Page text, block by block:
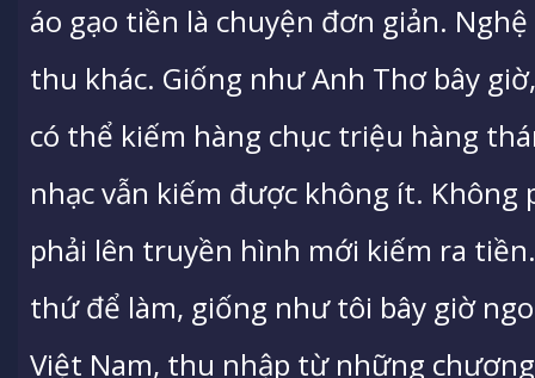
áo gạo tiền là chuyện đơn giản.
thu khác. Giống như Anh Thơ bây
có thể kiếm hàng chục triệu hàng
nhạc vẫn kiếm được không ít. Không
phải lên truyền hình mới kiếm ra
thứ để làm, giống như tôi bây giờ
Việt Nam, thu nhập từ những